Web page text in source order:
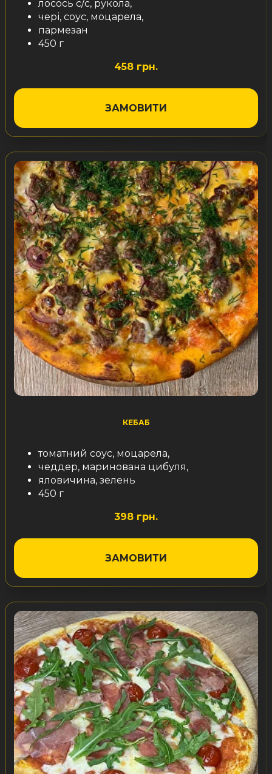
лосось с/с, рукола,
чері, соус, моцарела,
пармезан
450 г
458 грн.
ЗАМОВИТИ
КЕБАБ
томатний соус, моцарела,
чеддер, маринована цибуля,
яловичина, зелень
450 г
398 грн.
ЗАМОВИТИ